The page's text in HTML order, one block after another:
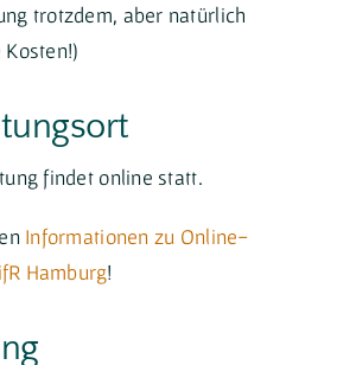
trotzdem, aber natürlich
findet online statt.
Informationen zu Online-
Hamburg!